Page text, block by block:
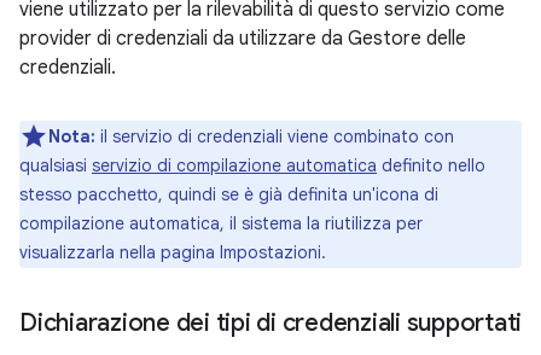
viene utilizzato per la rilevabilità di questo servizio come
provider di credenziali da utilizzare da Gestore delle
credenziali.
Nota: il servizio di credenziali viene combinato con
qualsiasi servizio di compilazione automatica definito nello
stesso pacchetto, quindi se è già definita un'icona di
compilazione automatica, il sistema la riutilizza per
visualizzarla nella pagina Impostazioni.
Dichiarazione dei tipi di credenziali supportati